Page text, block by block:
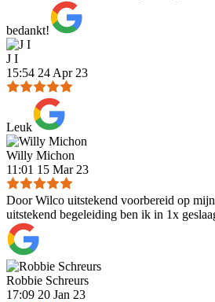
bedankt!
J I
15:54 24 Apr 23
Leuk
Willy Michon
11:01 15 Mar 23
Door Wilco uitstekend voorbereid op
uitstekend begeleiding ben ik in 1x
Robbie Schreurs
17:09 20 Jan 23